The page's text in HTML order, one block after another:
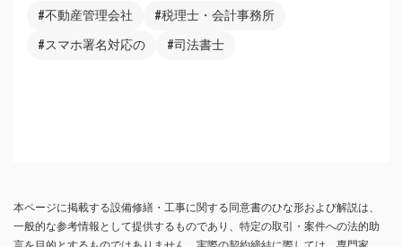
#不動産管理会社 #税理士・会計事務所
#スマホ署名対応の #司法書士
本ページに掲載する設備修繕・工事に関する同意書のひな形および解説は、
一般的な参考情報として提供するものであり、特定の取引・案件への法的助